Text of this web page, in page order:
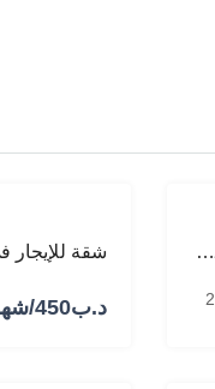
شقة للإيجار في الجفير، برج كلاسيك، مكونة من غرفتين نوم وصالة ومطبخ
2 د.ب‎450/شهريا